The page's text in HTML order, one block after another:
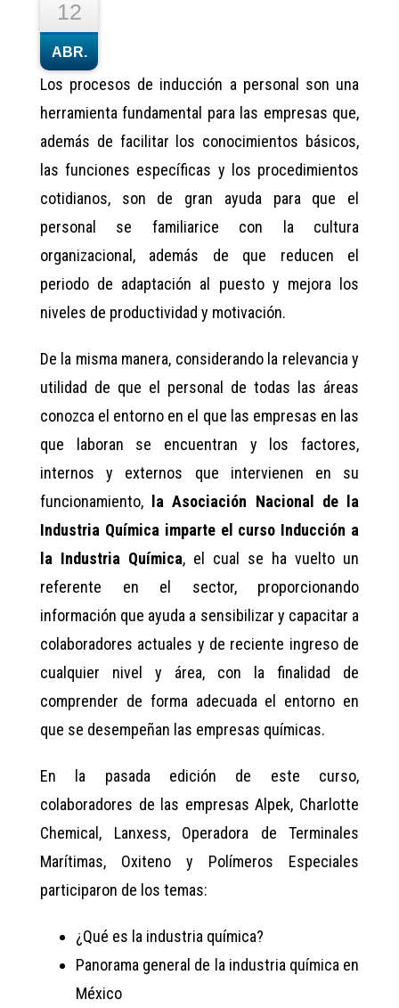
12
ABR.
Los procesos de inducción a personal son una
herramienta fundamental para las empresas que,
además de facilitar los conocimientos básicos,
las funciones específicas y los procedimientos
cotidianos, son de gran ayuda para que el
personal se familiarice con la cultura
organizacional, además de que reducen el
periodo de adaptación al puesto y mejora los
niveles de productividad y motivación.
De la misma manera, considerando la relevancia y
utilidad de que el personal de todas las áreas
conozca el entorno en el que las empresas en las
que laboran se encuentran y los factores,
internos y externos que intervienen en su
funcionamiento,
la Asociación Nacional de la
Industria Química imparte el curso Inducción a
la Industria Química, el cual se ha vuelto un
referente en el sector, proporcionando
información que ayuda a sensibilizar y capacitar a
colaboradores actuales y de reciente ingreso de
cualquier nivel y área, con la finalidad de
comprender de forma adecuada el entorno en
que se desempeñan las empresas químicas.
En la pasada edición de este curso,
colaboradores de las empresas Alpek, Charlotte
Chemical, Lanxess, Operadora de Terminales
Marítimas, Oxiteno y Polímeros Especiales
participaron de los temas:
¿Qué es la industria química?
Panorama general de la industria química en
México